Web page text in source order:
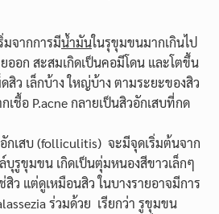
จากการมีน้ำมันในรุขุมขนมากเกินไป
ออก สะสมเกิดเป็นคอมีโดน และโตขึ้น
สิว เล็กบ้าง ใหญ่บ้าง ตามระยะของสิว
เชื้อ P.acne กลายเป็นสิวอักเสบที่กด
กเสบ (folliculitis) จะมีจุดเริ่มต้นจาก
บุรูขุมขน เกิดเป็นตุ่มหนองสีขาวเล็กๆ
ว แต่ดูเหมือนสิว ในบางรายอาจมีการ
ร่วมด้วย เรียกว่า รูขุมขน